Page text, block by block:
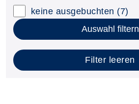
keine ausgebuchten (7)
Auswahl filtern
Filter leeren